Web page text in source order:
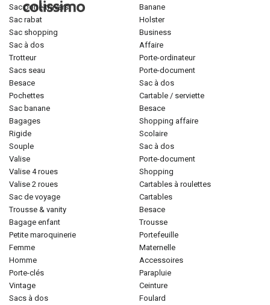
sac porté-travers
sac rabat
sac shopping
sac à dos
trotteur
sacs seau
besace
pochettes
sac banane
bagages
rigide
souple
valise
valise 4 roues
valise 2 roues
sac de voyage
trousse & vanity
bagage enfant
petite maroquinerie
femme
homme
porte-clés
vintage
sacs à dos
banane
holster
business
affaire
porte-ordinateur
porte-document
sac à dos
cartable / serviette
besace
shopping affaire
scolaire
sac à dos
porte-document
shopping
cartables à roulettes
cartables
besace
trousse
portefeuille
maternelle
accessoires
parapluie
ceinture
foulard